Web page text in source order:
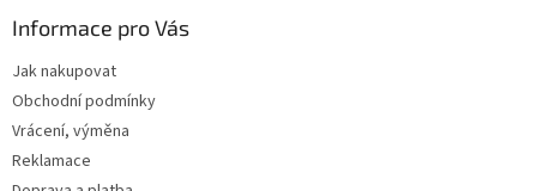
Informace pro Vás
Jak nakupovat
Obchodní podmínky
Vrácení, výměna
Reklamace